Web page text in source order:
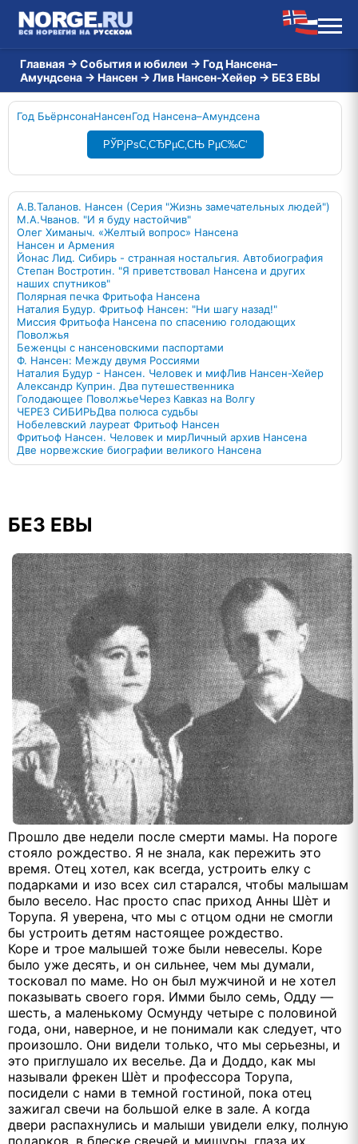
Главная → События и юбилеи → Год Нансена–
Амундсена → Нансен → Лив Нансен-Хейер → БЕЗ ЕВЫ
Год БьёрнсонаНансенГод Нансена–Амундсена
РЎРјРѕС‚СЂРµС‚СЊ РµС‰С‘
А.В.Таланов. Нансен (Серия "Жизнь замечательных людей")
М.А.Чванов. "И я буду настойчив"
Олег Химаныч. «Желтый вопрос» Нансена
Нансен и Армения
Йонас Лид. Сибирь - странная ностальгия. Автобиография
Степан Востротин. "Я приветствовал Нансена и других
наших спутников"
Полярная печка Фритьофа Нансена
Наталия Будур. Фритьоф Нансен: "Ни шагу назад!"
Миссия Фритьофа Нансена по спасению голодающих
Поволжья
Беженцы с нансеновскими паспортами
Ф. Нансен: Между двумя Россиями
Наталия Будур - Нансен. Человек и мифЛив Нансен-Хейер
Александр Куприн. Два путешественника
Голодающее ПоволжьеЧерез Кавказ на Волгу
ЧЕРЕЗ СИБИРЬДва полюса судьбы
Нобелевский лауреат Фритьоф Нансен
Фритьоф Нансен. Человек и мирЛичный архив Нансена
Две норвежские биографии великого Нансена
БЕЗ ЕВЫ
Прошло две недели после смерти мамы. На пороге
стояло рождество. Я не знала, как пережить это
время. Отец хотел, как всегда, устроить елку с
подарками и изо всех сил старался, чтобы малышам
было весело. Нас просто спас приход Анны Шѐт и
Торупа. Я уверена, что мы с отцом одни не смогли
бы устроить детям настоящее рождество.
Коре и трое малышей тоже были невеселы. Коре
было уже десять, и он сильнее, чем мы думали,
тосковал по маме. Но он был мужчиной и не хотел
показывать своего горя. Имми было семь, Одду —
шесть, а маленькому Осмунду четыре с половиной
года, они, наверное, и не понимали как следует, что
произошло. Они видели только, что мы серьезны, и
это приглушало их веселье. Да и Доддо, как мы
называли фрекен Шѐт и профессора Торупа,
посидели с нами в темной гостиной, пока отец
зажигал свечи на большой елке в зале. А когда
двери распахнулись и малыши увидели елку, полную
подарков, в блеске свечей и мишуры, глаза их